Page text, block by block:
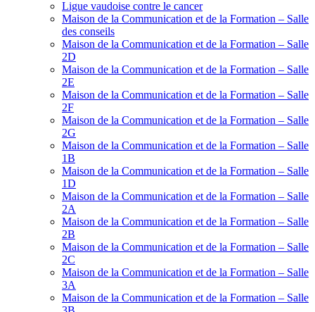
Ligue vaudoise contre le cancer
Maison de la Communication et de la Formation – Salle
des conseils
Maison de la Communication et de la Formation – Salle
2D
Maison de la Communication et de la Formation – Salle
2E
Maison de la Communication et de la Formation – Salle
2F
Maison de la Communication et de la Formation – Salle
2G
Maison de la Communication et de la Formation – Salle
1B
Maison de la Communication et de la Formation – Salle
1D
Maison de la Communication et de la Formation – Salle
2A
Maison de la Communication et de la Formation – Salle
2B
Maison de la Communication et de la Formation – Salle
2C
Maison de la Communication et de la Formation – Salle
3A
Maison de la Communication et de la Formation – Salle